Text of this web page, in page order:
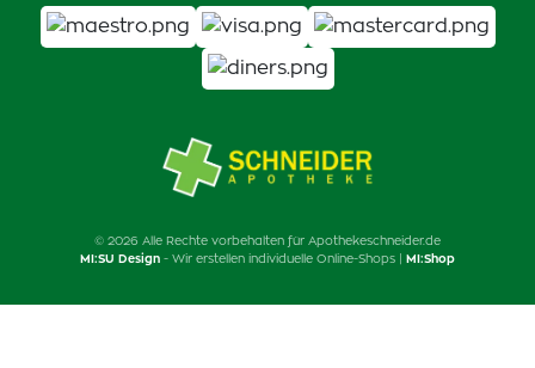
© 2026 Alle Rechte vorbehalten für Apothekeschneider.de
MI:SU Design - Wir erstellen individuelle Online-Shops | MI:Shop